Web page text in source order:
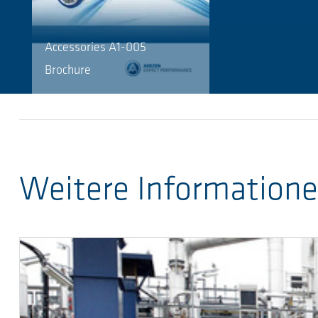
Accessories A1-005
Brochure
Weitere